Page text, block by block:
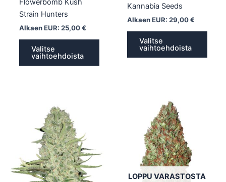
Flowerbomb Kush
Strain Hunters
Alkaen EUR: 25,00€
Valitse
vaihtoehdoista
Kannabia Seeds
Alkaen EUR: 29,00€
Valitse
vaihtoehdoista
Voit
LOPPU VARASTOSTA